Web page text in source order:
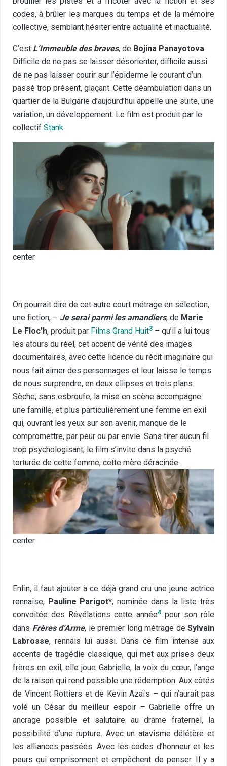
codes, à brûler les marques du temps et de la mémoire
collective, semblant hésiter entre actualité et inactualité.
C’est L’Immeuble des braves, de Bojina Panayotova.
Difficile de ne pas se laisser désorienter, difficile aussi
de ne pas laisser courir sur l’épiderme le courant d’un
passé trop présent, glaçant. Cette déambulation dans un
quartier de la Bulgarie d’aujourd’hui appelle une suite, une
variation, un développement. Le film est produit par le
collectif Stank.
center
On pourrait dire de cet autre court métrage en sélection,
une fiction, – Je serai parmi les amandiers, de Marie
Le Floc’h, produit par Films Grand Huit3 – qu’il a lui tous
les atours du réel, cet accent de vérité des images
documentaires, avec cette licence du récit imaginaire qui
nous fait aimer des personnages et leur laisse le temps
de nous surprendre, en deux ellipses et trois plans.
Sèche, sans esbroufe, la mise en scène accompagne
une famille, et plus particulièrement une femme en exil
qui, ouvrant les yeux sur son avenir, manque de le
compromettre, par peur ou par envie. Sans tirer aucun fil
trop psychologisant, le film s’invite dans la psyché
torturée de cette femme, cette mère déracinée.
center
Enfin, il faut ajouter à ce déjà grand cru une jeune actrice
rennaise, Pauline Parigot*, nominée dans la liste très
convoitée des Révélations cette année4pour son rôle
dans Frères d’Arme, le premier long métrage de Sylvain
Labrosse, rennais lui aussi. Dans ce film intense aux
accents de tragédie classique, qui met aux prises deux
frères en exil, elle joue Gabrielle, la voix du cœur, l’ange
de la raison qui rend possible une rédemption. Aux côtés
de Vincent Rottiers et de Kevin Azaïs – qui n’aurait pas
volé un César du meilleur espoir – Gabrielle offre un
ancrage possible et salutaire au drame fraternel, la
possibilité d’une rupture. Avec un atavisme délétère et
les alliances passées. Avec les codes d’honneur et les
peurs qui emprisonnent et empêchent de penser. Il y a